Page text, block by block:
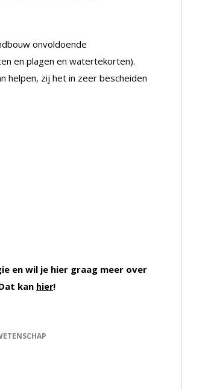
onvoldoende
en plagen en watertekorten).
helpen, zij het in zeer bescheiden
en wil je hier graag meer over
kan hier!